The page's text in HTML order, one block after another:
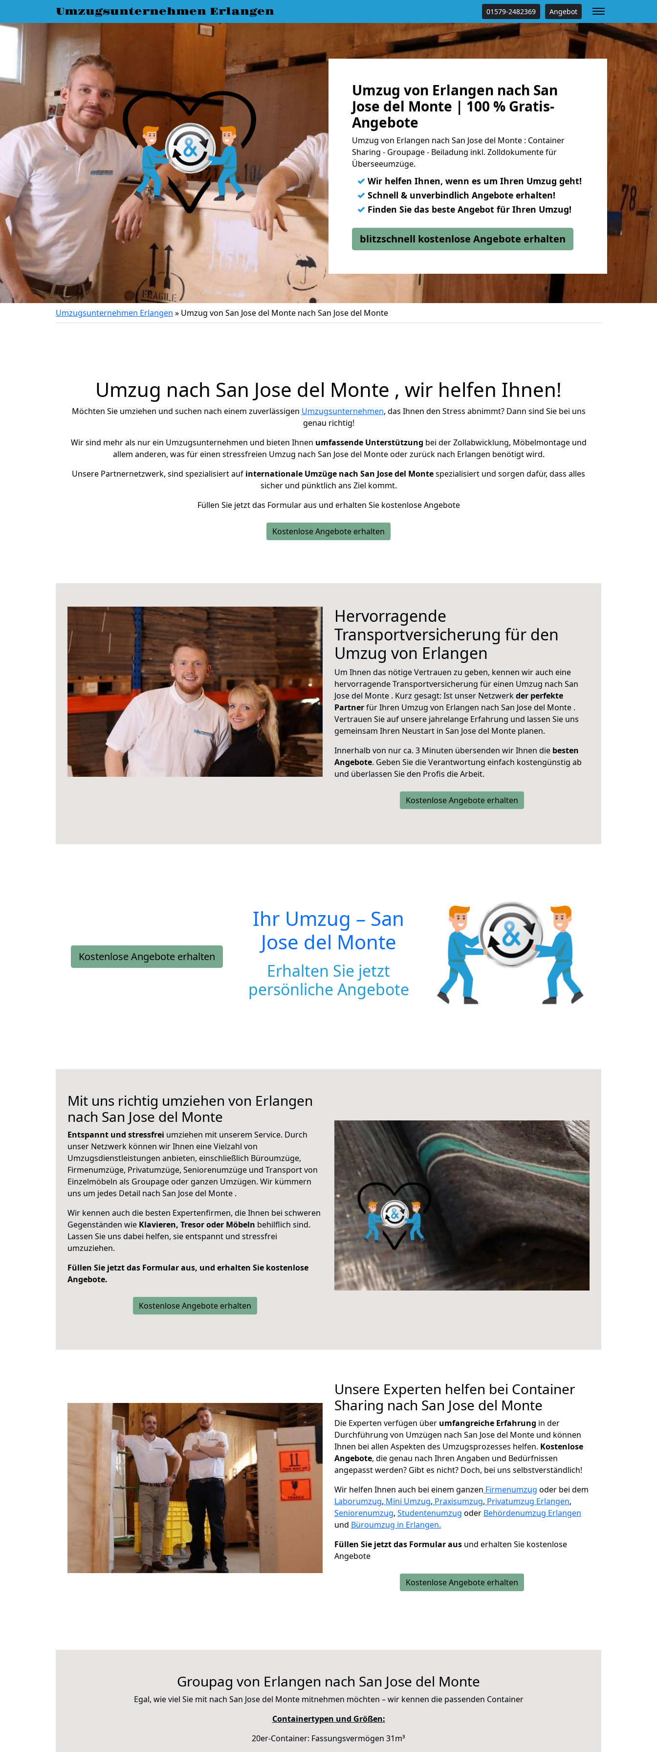
Umzugsunternehmen Erlangen 01579-2482369 Angebot
Umzug von Erlangen nach San
Jose del Monte | 100 % Gratis-
Angebote
Umzug von Erlangen nach San Jose del Monte : Container
Sharing - Groupage - Beiladung inkl. Zolldokumente für
Überseeumzüge.
✓ Wir helfen Ihnen, wenn es um Ihren Umzug geht!
✓ Schnell & unverbindlich Angebote erhalten!
✓ Finden Sie das beste Angebot für Ihren Umzug!
blitzschnell kostenlose Angebote erhalten
Umzugsunternehmen Erlangen » Umzug von San Jose del Monte nach San Jose del Monte
Umzug nach San Jose del Monte , wir helfen Ihnen!
Möchten Sie umziehen und suchen nach einem zuverlässigen Umzugsunternehmen, das Ihnen den Stress abnimmt? Dann sind Sie bei uns
genau richtig!
Wir sind mehr als nur ein Umzugsunternehmen und bieten Ihnen umfassende Unterstützung bei der Zollabwicklung, Möbelmontage und
allem anderen, was für einen stressfreien Umzug nach San Jose del Monte oder zurück nach Erlangen benötigt wird.
Unsere Partnernetzwerk, sind spezialisiert auf internationale Umzüge nach San Jose del Montespezialisiert und sorgen dafür, dass alles
sicher und pünktlich ans Ziel kommt.
Füllen Sie jetzt das Formular aus und erhalten Sie kostenlose Angebote
Kostenlose Angebote erhalten
Hervorragende
Transportversicherung für den
Umzug von Erlangen
Um Ihnen das nötige Vertrauen zu geben, kennen wir auch eine
hervorragende Transportversicherung für einen Umzug nach San
Jose del Monte . Kurz gesagt: Ist unser Netzwerkder perfekte
Partnerfür Ihren Umzug von Erlangen nach San Jose del Monte .
Vertrauen Sie auf unsere jahrelange Erfahrung und lassen Sie uns
gemeinsam Ihren Neustart in San Jose del Monte planen.
Innerhalb von nur ca. 3 Minuten übersenden wir Ihnen die besten
Angebote. Geben Sie die Verantwortung einfach kostengünstig ab
und überlassen Sie den Profis die Arbeit.
Kostenlose Angebote erhalten
Kostenlose Angebote erhalten
Ihr Umzug – San
Jose del Monte
Erhalten Sie jetzt
persönliche Angebote
Mit uns richtig umziehen von Erlangen
nach San Jose del Monte
Entspannt und stressfrei umziehen mit unserem Service. Durch
unser Netzwerk können wir Ihnen eine Vielzahl von
Umzugsdienstleistungen anbieten, einschließlich Büroumzüge,
Firmenumzüge, Privatumzüge, Seniorenumzüge und Transport von
Einzelmöbeln als Groupage oder ganzen Umzügen. Wir kümmern
uns um jedes Detail nach San Jose del Monte .
Wir kennen auch die besten Expertenfirmen, die Ihnen bei schweren
Gegenständen wie Klavieren, Tresor oder Möbeln behilflich sind.
Lassen Sie uns dabei helfen, sie entspannt und stressfrei
umzuziehen.
Füllen Sie jetzt das Formular aus, und erhalten Sie kostenlose
Angebote.
Kostenlose Angebote erhalten
Unsere Experten helfen bei Container
Sharing nach San Jose del Monte
Die Experten verfügen über umfangreiche Erfahrung in der
Durchführung von Umzügen nach San Jose del Monte und können
Ihnen bei allen Aspekten des Umzugsprozesses helfen. Kostenlose
Angebote, die genau nach Ihren Angaben und Bedürfnissen
angepasst werden? Gibt es nicht? Doch, bei uns selbstverständlich!
Wir helfen Ihnen auch bei einem ganzen Firmenumzug oder bei dem
Laborumzug, Mini Umzug, Praxisumzug, Privatumzug Erlangen,
Seniorenumzug, Studentenumzug oder Behördenumzug Erlangen
und Büroumzug in Erlangen.
Füllen Sie jetzt das Formular aus und erhalten Sie kostenlose
Angebote
Kostenlose Angebote erhalten
Groupag von Erlangen nach San Jose del Monte
Egal, wie viel Sie mit nach San Jose del Monte mitnehmen möchten – wir kennen die passenden Container
Containertypen und Größen:
20er-Container: Fassungsvermögen 31m³